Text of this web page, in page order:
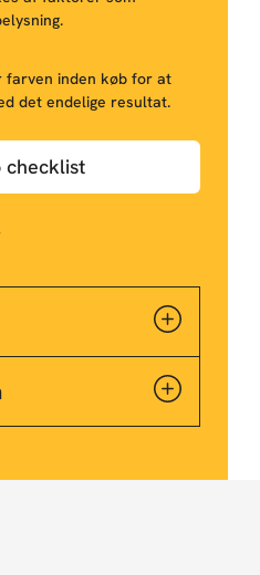
farven inden køb for at
det endelige resultat.